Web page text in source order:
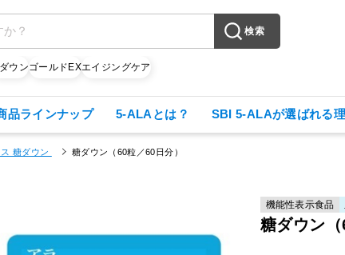
検索
ウンゴールドEXエイジングケア
品ラインナップ 5-ALAとは？ SBI 5-ALAが選ばれる
糖ダウン 糖ダウン（60粒／60日分）
機能性表示食品
糖ダウン（